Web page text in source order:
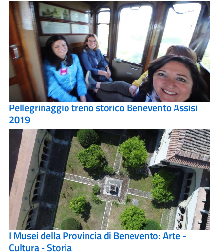
Pellegrinaggio treno storico Benevento Assisi
2019
I Musei della Provincia di Benevento: Arte -
Cultura - Storia